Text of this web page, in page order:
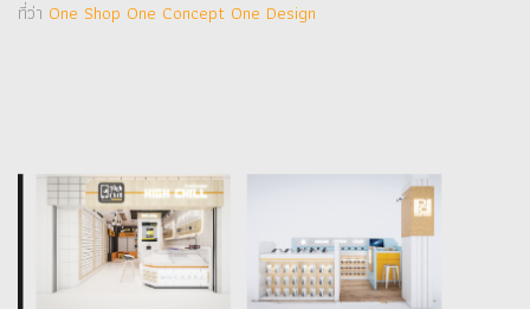
ที่ว่า One Shop One Concept One Design